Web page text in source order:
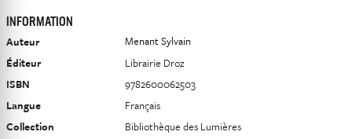
INFORMATION
Auteur
Menant Sylvain
Éditeur
Librairie Droz
ISBN
9782600062503
Langue
Français
Collection
Bibliothèque des Lumières